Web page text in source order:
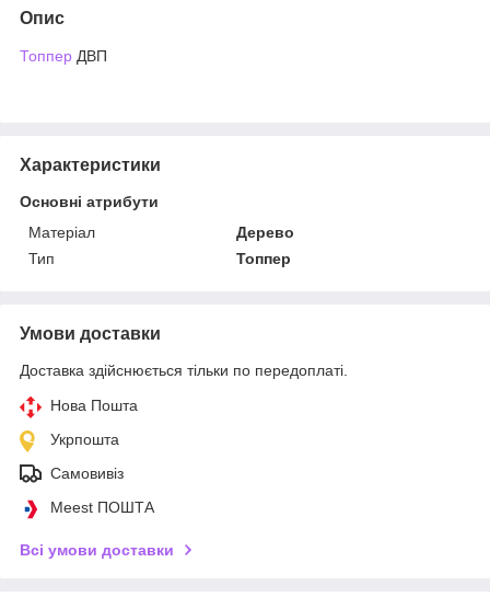
Опис
Топпер ДВП
Характеристики
Основні атрибути
Матеріал
Дерево
Тип
Топпер
Умови доставки
Доставка здійснюється тільки по передоплаті.
Нова Пошта
Укрпошта
Самовивіз
Meest ПОШТА
Всі умови доставки